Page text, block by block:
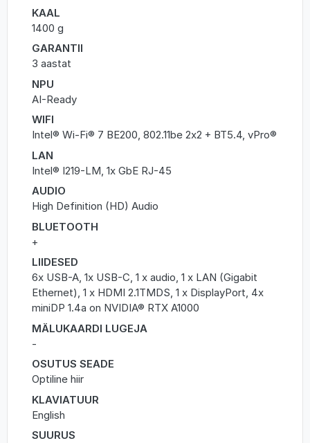
KAAL
1400 g
GARANTII
3 aastat
NPU
AI-Ready
WIFI
Intel® Wi-Fi® 7 BE200, 802.11be 2x2 + BT5.4, vPro®
LAN
Intel® I219-LM, 1x GbE RJ-45
AUDIO
High Definition (HD) Audio
BLUETOOTH
+
LIIDESED
6x USB-A, 1x USB-C, 1 x audio, 1 x LAN (Gigabit
Ethernet), 1 x HDMI 2.1TMDS, 1 x DisplayPort, 4x
miniDP 1.4a on NVIDIA® RTX A1000
MÄLUKAARDI LUGEJA
-
OSUTUS SEADE
Optiline hiir
KLAVIATUUR
English
SUURUS